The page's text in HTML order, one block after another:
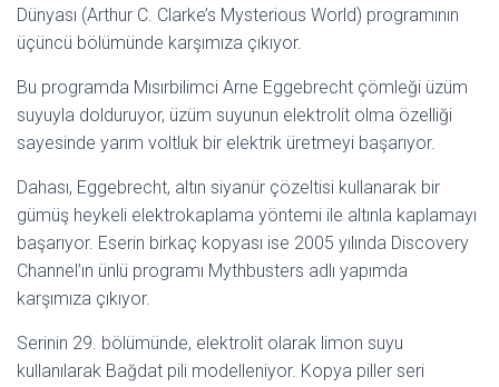
Dünyası (Arthur C. Clarke’s Mysterious World) programının
üçüncü bölümünde karşımıza çıkıyor.
Bu programda Mısırbilimci Arne Eggebrecht çömleği üzüm
suyuyla dolduruyor, üzüm suyunun elektrolit olma özelliği
sayesinde yarım voltluk bir elektrik üretmeyi başarıyor.
Dahası, Eggebrecht, altın siyanür çözeltisi kullanarak bir
gümüş heykeli elektrokaplama yöntemi ile altınla kaplamayı
başarıyor. Eserin birkaç kopyası ise 2005 yılında Discovery
Channel’ın ünlü programı Mythbusters adlı yapımda
karşımıza çıkıyor.
Serinin 29. bölümünde, elektrolit olarak limon suyu
kullanılarak Bağdat pili modelleniyor. Kopya piller seri